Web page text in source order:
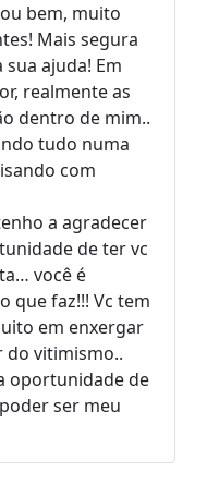
bem, muito
Mais segura
sua ajuda! Em
realmente as
dentro de mim..
tudo numa
com
a agradecer
de ter vc
você é
que faz!!! Vc tem
em enxergar
do vitimismo..
oportunidade de
ser meu